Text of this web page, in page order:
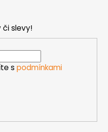
či slevy!
s podmínkami